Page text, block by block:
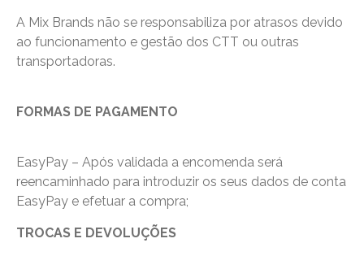
A Mix Brands não se responsabiliza por atrasos devido
ao funcionamento e gestão dos CTT ou outras
transportadoras.
FORMAS DE PAGAMENTO
EasyPay – Após validada a encomenda será
reencaminhado para introduzir os seus dados de conta
EasyPay e efetuar a compra;
TROCAS E DEVOLUÇÕES